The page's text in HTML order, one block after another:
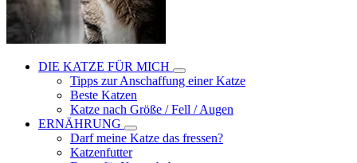
DIE KATZE FÜR MICH
Tipps zur Anschaffung einer Katze
Beste Katzen
Katze nach Größe / Fell / Augen
ERNÄHRUNG
Darf meine Katze das fressen?
Katzenfutter